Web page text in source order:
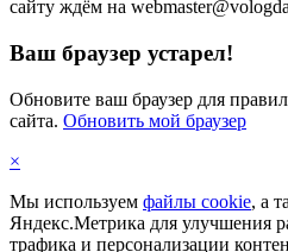
сайту ждём на
Ваш браузер устарел!
Обновите ваш браузер для
сайта. Обновить мой браузер
×
Мы используем файлы cookie, а
Яндекс.Метрика для улучшения
трафика и персонализации